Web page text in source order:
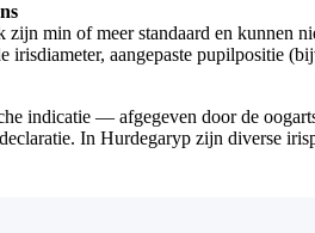
min of meer standaard en kunnen
irisdiameter, aangepaste pupilpositie
indicatie — afgegeven door de
In Hurdegaryp zijn diverse